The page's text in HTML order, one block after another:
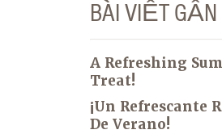
BÀI VIẾT
A Refreshing
Treat!
¡Un Refrescante
De Verano!